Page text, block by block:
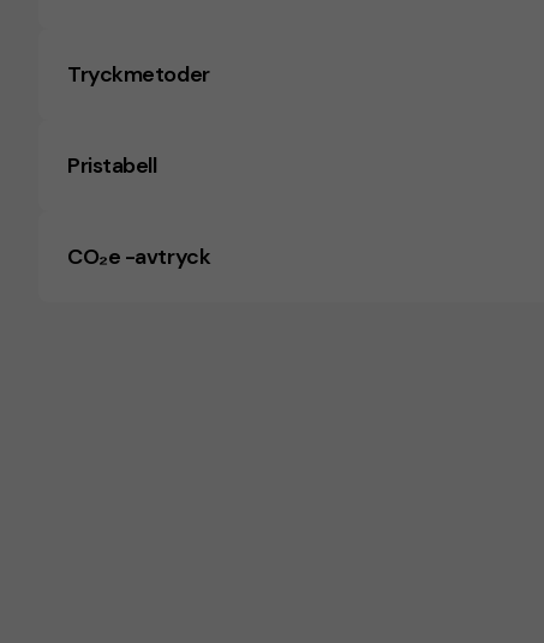
Tryckmetoder
Pristabell
CO₂e -avtryck